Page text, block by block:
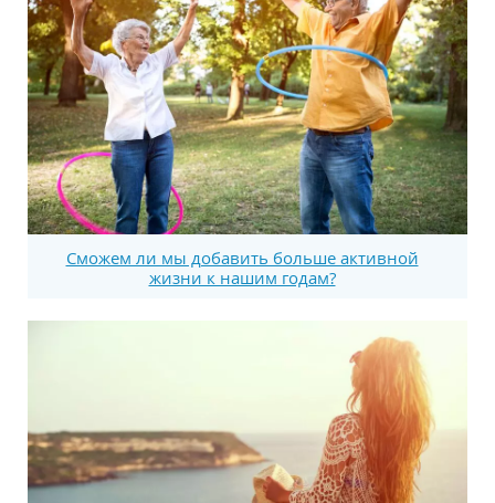
Сможем ли мы добавить больше активной
жизни к нашим годам?